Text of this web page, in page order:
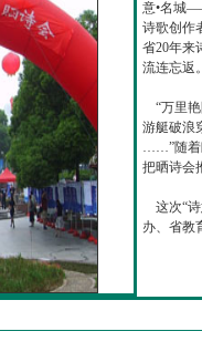
意•名城
诗歌创作
省20年来
流连忘返
“万里艳
游艇破浪
……”随着
把晒诗会
这次“诗
办、省教